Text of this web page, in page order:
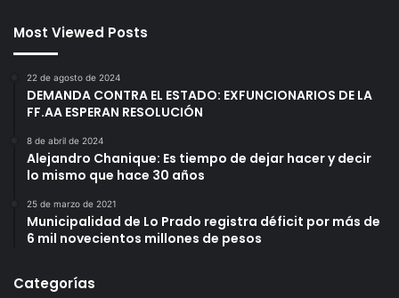
Most Viewed Posts
22 de agosto de 2024
DEMANDA CONTRA EL ESTADO: EXFUNCIONARIOS DE LA
FF.AA ESPERAN RESOLUCIÓN
8 de abril de 2024
Alejandro Chanique: Es tiempo de dejar hacer y decir
lo mismo que hace 30 años
25 de marzo de 2021
Municipalidad de Lo Prado registra déficit por más de
6 mil novecientos millones de pesos
Categorías